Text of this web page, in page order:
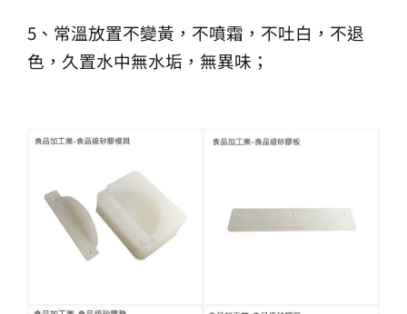
5、常溫放置不變黃，不噴霜，不吐白，不退
色，久置水中無水垢，無異味；